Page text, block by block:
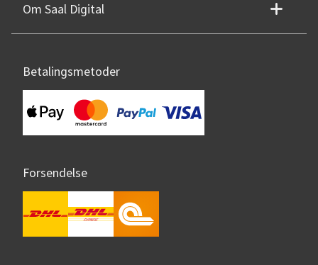
Om Saal Digital
Betalingsmetoder
Forsendelse